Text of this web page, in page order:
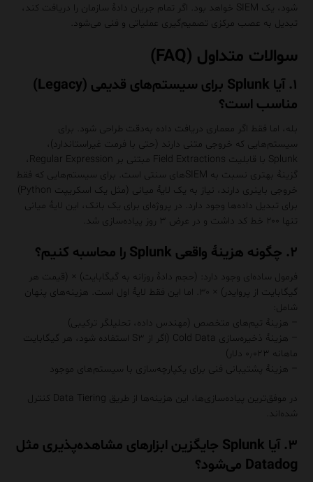
شود، یک SIEM خواهد بود. اگر تمام جریان دادهٔ سازمان را دریافت کند،
تبدیل به عصب مرکزی تصمیم‌گیری عملیاتی و فنی می‌شود.
سوالات متداول (FAQ)
۱. آیا Splunk برای سیستم‌های قدیمی (Legacy)
مناسب است؟
بله، اما فقط اگر معماری دریافت داده به‌دقت طراحی شود. برای
سیستم‌هایی که خروجی متنی دارند (حتی با فرمت غیراستاندارد)،
Splunk با قابلیت Field Extractions مبتنی بر Regular Expression،
گزینهٔ بهتری نسبت به SIEMهای سنتی است. برای سیستم‌هایی که فقط
خروجی باینری دارند، نیاز به یک لایهٔ میانی (مثل یک اسکریپت Python)
برای تبدیل داده‌ها وجود دارد. در پروژه‌ای برای یک بانک، این لایهٔ میانی
تنها ۲۰۰ خط کد داشت و در عرض ۳ روز پیاده‌سازی شد.
۲. چگونه هزینهٔ واقعی Splunk را محاسبه کنیم؟
فرمول ساده‌ای وجود دارد: (حجم دادهٔ روزانه به گیگابایت) × (قیمت هر
گیگابایت از پروایدر) × ۳۰. اما این فقط لایهٔ اول است. هزینه‌های پنهان
شامل:
– هزینهٔ تیم‌های متخصص (مهندس داده، تحلیلگر ترکیبی)
– هزینهٔ ذخیره‌سازی Cold Data (اگر از S۳ استفاده شود، هر گیگابایت
ماهانه ۰٫۰۲۳ دلار)
– هزینهٔ پشتیبانی فنی برای یکپارچه‌سازی با سیستم‌های موجود
در موفق‌ترین پیاده‌سازی‌ها، این هزینه‌ها از طریق Data Tiering کنترل
شده‌اند.
۳. آیا Splunk جایگزین ابزارهای مشاهده‌پذیری مثل
Datadog می‌شود؟